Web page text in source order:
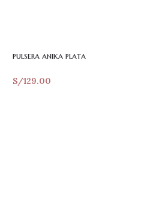
pulsera anika plata
S/129.00